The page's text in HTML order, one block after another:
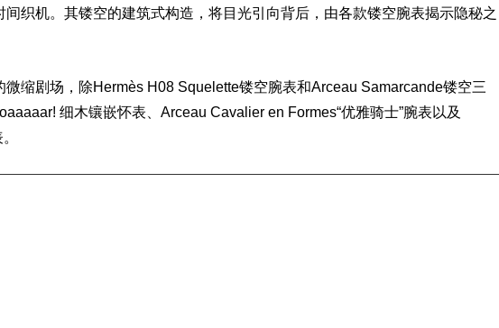
织机。其镂空的建筑式构造，将目光引向背后，由各款镂空腕表揭示隐秘之
缩剧场，除Hermès H08 Squelette镂空腕表和Arceau Samarcande镂空三
细木镶嵌怀表、Arceau Cavalier en Formes“优雅骑士”腕表以及